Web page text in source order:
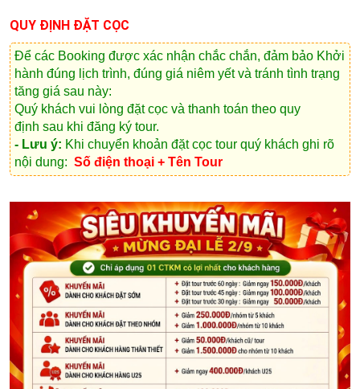
QUY ĐỊNH ĐẶT CỌC
Để các Booking được xác nhận chắc chắn, đảm bảo Khởi
hành đúng lịch trình, đúng giá niêm yết và tránh tình trạng
tăng giá sau này:
Quý khách vui lòng đặt cọc và thanh toán theo quy
định sau khi đăng ký tour.
- Lưu ý: Khi chuyển khoản đặt cọc tour quý khách ghi rõ
nội dung: Số điện thoại + Tên Tour